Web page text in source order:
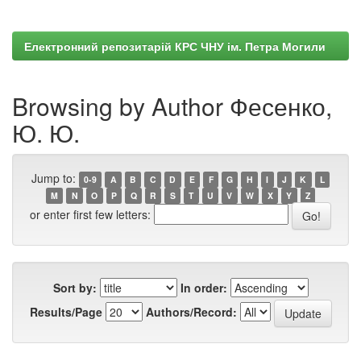
Електронний репозитарій КРС ЧНУ ім. Петра Могили
Browsing by Author Фесенко,
Ю. Ю.
Jump to: 0-9 A B C D E F G H I J K
L
M
N O P Q R S T U V W X Y Z
or enter first few letters:
Sort by:
In order:
Results/Page
Authors/Record: